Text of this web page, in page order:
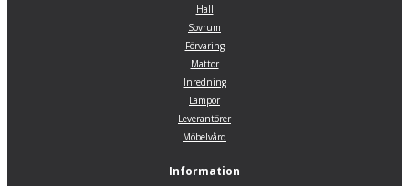
Hall
Sovrum
Förvaring
Mattor
Inredning
Lampor
Leverantörer
Möbelvård
Information